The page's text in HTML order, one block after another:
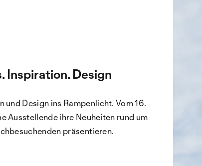
Inspiration. Design
und Design ins Rampenlicht. Vom 16.
Ausstellende ihre Neuheiten rund um
präsentieren.